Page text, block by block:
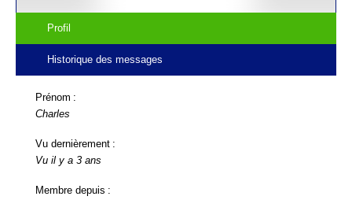
Profil
Historique des messages
Prénom :
Charles
Vu dernièrement :
Vu il y a 3 ans
Membre depuis :